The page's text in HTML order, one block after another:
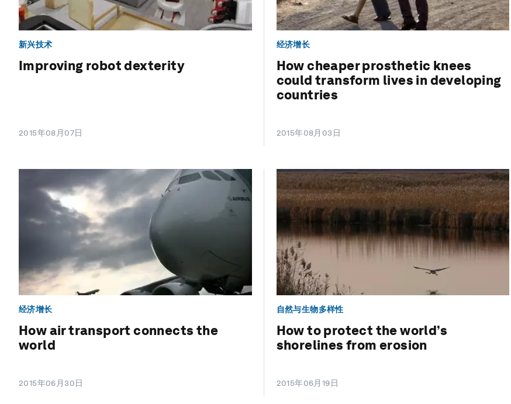
新兴技术
Improving robot dexterity
2015年08月07日
经济增长
How cheaper prosthetic knees
could transform lives in developing
countries
2015年08月03日
经济增长
How air transport connects the
world
2015年06月30日
自然与生物多样性
How to protect the world’s
shorelines from erosion
2015年06月19日